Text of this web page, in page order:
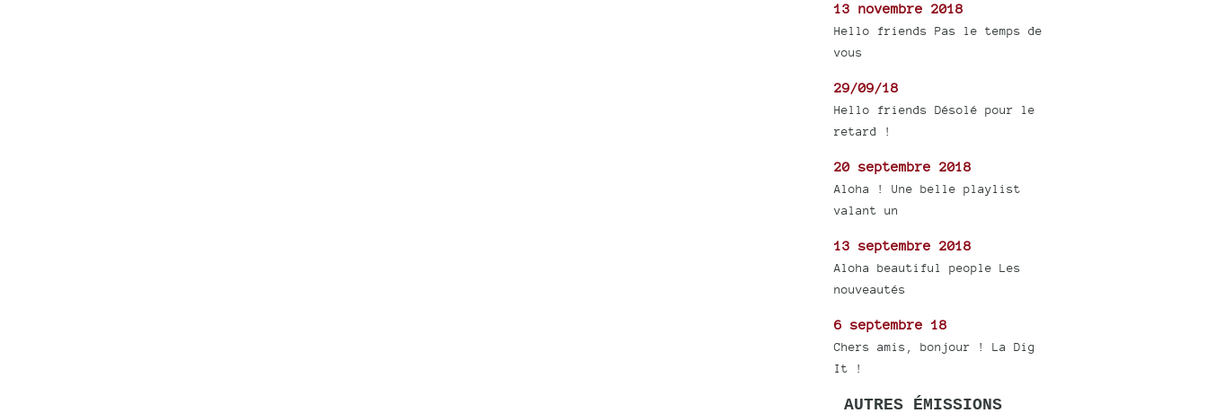
13 novembre 2018
Hello friends Pas le temps de
vous
29/09/18
Hello friends Désolé pour le
retard !
20 septembre 2018
Aloha ! Une belle playlist
valant un
13 septembre 2018
Aloha beautiful people Les
nouveautés
6 septembre 18
Chers amis, bonjour ! La Dig
It !
AUTRES ÉMISSIONS